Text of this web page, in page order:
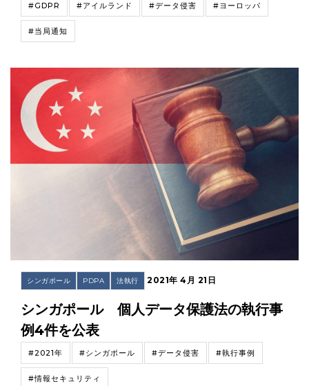
#GDPR #アイルランド #データ侵害 #ヨーロッパ
#当局通知
シンガポール PDPA 法執行 2021年 4月 21日
シンガポール 個人データ保護法の執行事
例4件を公表
#2021年 #シンガポール #データ侵害 #執行事例
#情報セキュリティ